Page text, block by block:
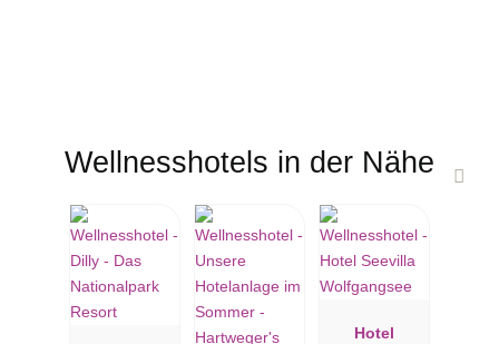
Wellnesshotels in der Nähe
Hotel